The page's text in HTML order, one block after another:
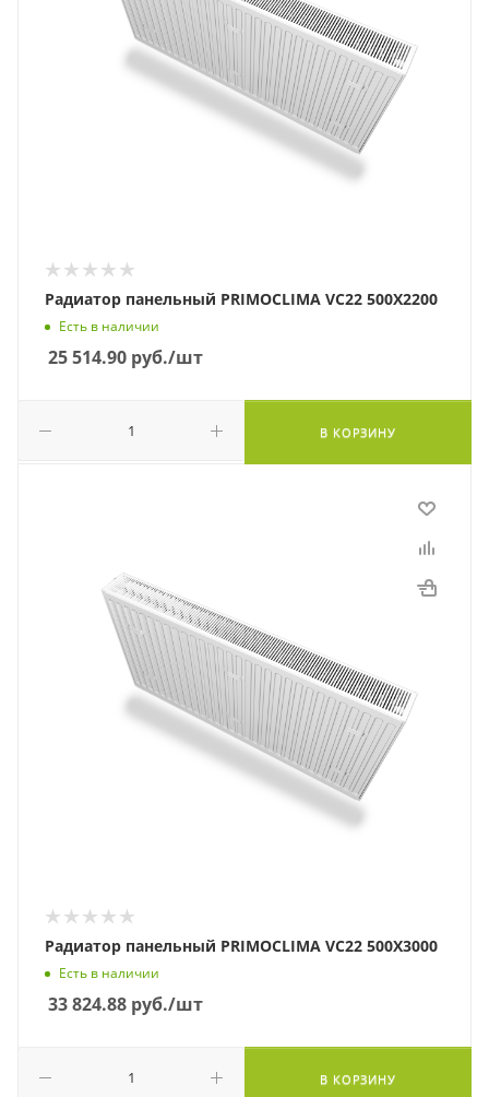
Радиатор панельный PRIMOCLIMA VC22 500Х2200
Есть в наличии
25 514.90 руб./шт
В КОРЗИНУ
Радиатор панельный PRIMOCLIMA VC22 500Х3000
Есть в наличии
33 824.88 руб./шт
В КОРЗИНУ